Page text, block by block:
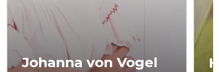
Johanna von Vogel